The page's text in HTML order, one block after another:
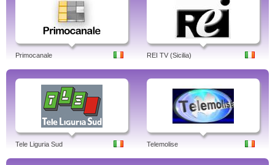
Primocanale REI TV (Sicilia)
Tele Liguria Sud Telemolise